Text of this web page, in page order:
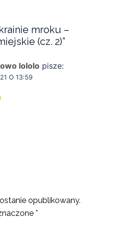
mroku –
(cz. 2)”
lololo pisze:
O 13:59
opublikowany.
*